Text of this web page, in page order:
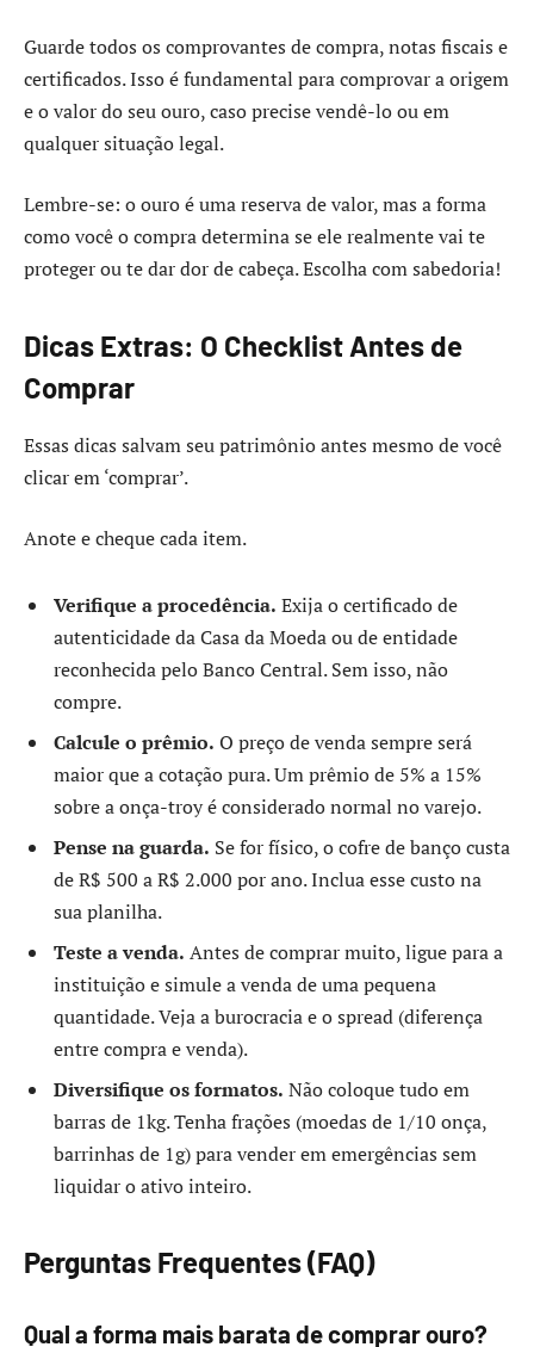
Guarde todos os comprovantes de compra, notas fiscais e
certificados. Isso é fundamental para comprovar a origem
e o valor do seu ouro, caso precise vendê-lo ou em
qualquer situação legal.
Lembre-se: o ouro é uma reserva de valor, mas a forma
como você o compra determina se ele realmente vai te
proteger ou te dar dor de cabeça. Escolha com sabedoria!
Dicas Extras: O Checklist Antes de
Comprar
Essas dicas salvam seu patrimônio antes mesmo de você
clicar em ‘comprar’.
Anote e cheque cada item.
Verifique a procedência. Exija o certificado de
autenticidade da Casa da Moeda ou de entidade
reconhecida pelo Banco Central. Sem isso, não
compre.
Calcule o prêmio. O preço de venda sempre será
maior que a cotação pura. Um prêmio de 5% a 15%
sobre a onça-troy é considerado normal no varejo.
Pense na guarda. Se for físico, o cofre de banço custa
de R$ 500 a R$ 2.000 por ano. Inclua esse custo na
sua planilha.
Teste a venda. Antes de comprar muito, ligue para a
instituição e simule a venda de uma pequena
quantidade. Veja a burocracia e o spread (diferença
entre compra e venda).
Diversifique os formatos. Não coloque tudo em
barras de 1kg. Tenha frações (moedas de 1/10 onça,
barrinhas de 1g) para vender em emergências sem
liquidar o ativo inteiro.
Perguntas Frequentes (FAQ)
Qual a forma mais barata de comprar ouro?